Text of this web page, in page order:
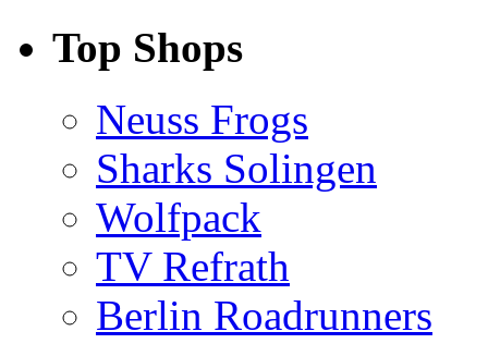
Top Shops
Neuss Frogs
Sharks Solingen
Wolfpack
TV Refrath
Berlin Roadrunners